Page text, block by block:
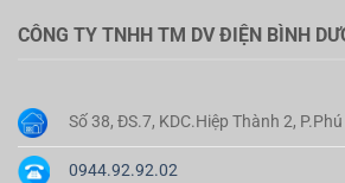
CÔNG TY TNHH TM DV ĐIỆN BÌNH
Số 38, ĐS.7, KDC.Hiệp Thành 2,
0944.92.92.02